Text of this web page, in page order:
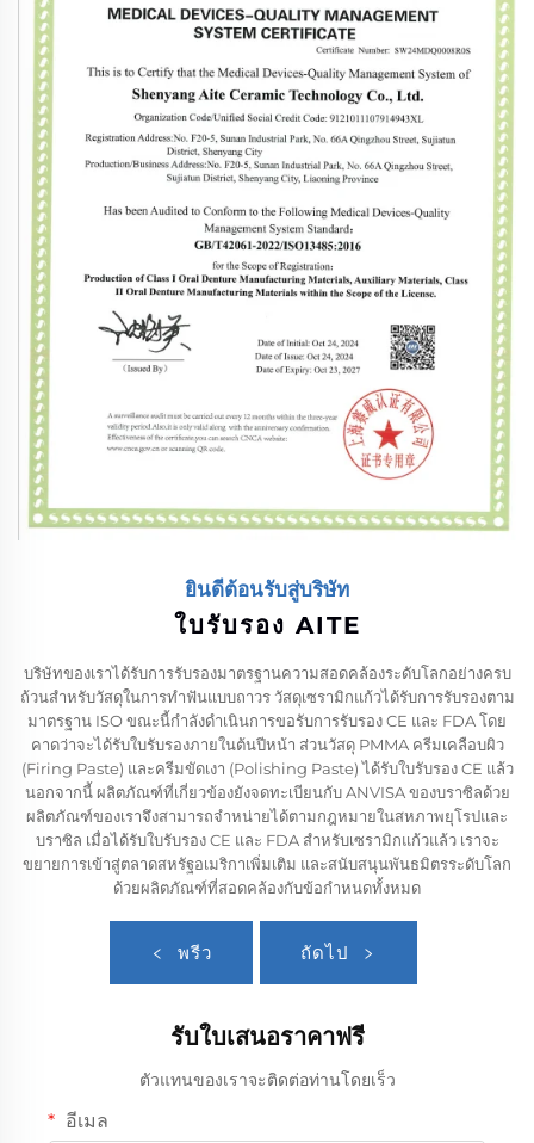
ยินดีต้อนรับสู่บริษัท
ใบรับรอง AITE
บริษัทของเราได้รับการรับรองมาตรฐานความสอดคล้องระดับโลกอย่างครบ
ถ้วนสำหรับวัสดุในการทำฟันแบบถาวร วัสดุเซรามิกแก้วได้รับการรับรองตาม
มาตรฐาน ISO ขณะนี้กำลังดำเนินการขอรับการรับรอง CE และ FDA โดย
คาดว่าจะได้รับใบรับรองภายในต้นปีหน้า ส่วนวัสดุ PMMA ครีมเคลือบผิว
(Firing Paste) และครีมขัดเงา (Polishing Paste) ได้รับใบรับรอง CE แล้ว
นอกจากนี้ ผลิตภัณฑ์ที่เกี่ยวข้องยังจดทะเบียนกับ ANVISA ของบราซิลด้วย
ผลิตภัณฑ์ของเราจึงสามารถจำหน่ายได้ตามกฎหมายในสหภาพยุโรปและ
บราซิล เมื่อได้รับใบรับรอง CE และ FDA สำหรับเซรามิกแก้วแล้ว เราจะ
ขยายการเข้าสู่ตลาดสหรัฐอเมริกาเพิ่มเติม และสนับสนุนพันธมิตรระดับโลก
ด้วยผลิตภัณฑ์ที่สอดคล้องกับข้อกำหนดทั้งหมด
พรีว ถัดไป
รับใบเสนอราคาฟรี
ตัวแทนของเราจะติดต่อท่านโดยเร็ว
อีเมล